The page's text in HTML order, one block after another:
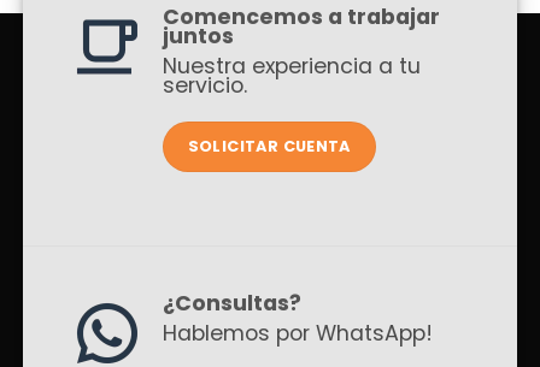
Comencemos a trabajar
juntos
Nuestra experiencia a tu
servicio.
SOLICITAR CUENTA
¿Consultas?
Hablemos por WhatsApp!